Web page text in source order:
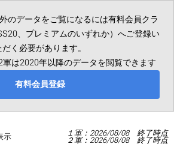
のデータをご覧になるには有料会員クラ
、プレミアムのいずれか）へご登録い
だく必要があります。
は2020年以降のデータを閲覧できます
有料会員登録
示 １軍：2026/08/08 終了時点
２軍：2026/08/08 終了時点